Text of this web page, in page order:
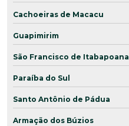
Cachoeiras de Macacu
Guapimirim
São Francisco de Itabapoana
Paraíba do Sul
Santo Antônio de Pádua
Armação dos Búzios